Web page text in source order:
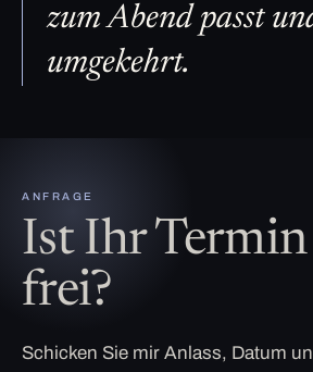
zum Abend passt
umgekehrt.
ANFRAGE
Ist Ihr
frei?
Schicken Sie mir Anlass, Datum